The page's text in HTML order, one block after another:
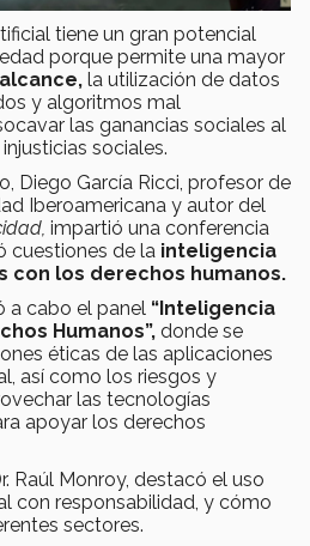
tiene un gran potencial
porque permite una mayor
la utilización de datos
y algoritmos mal
las ganancias sociales al
sociales.
Diego García Ricci, profesor de
Iberoamericana y autor del
impartió una conferencia
cuestiones de la inteligencia
con los derechos humanos.
a cabo el panel “Inteligencia
Humanos”, donde se
éticas de las aplicaciones
así como los riesgos y
las tecnologías
apoyar los derechos
Raúl Monroy, destacó el uso
con responsabilidad, y cómo
sectores.